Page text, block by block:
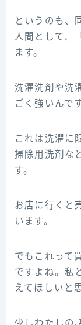
というのも、
人間として、
ます。
洗濯洗剤や洗
ごく強いんで
これは洗濯に
掃除用洗剤な
す。
お店に行くと
います。
でもこれって
ですよね。私
えてほしいと
少しわたしの